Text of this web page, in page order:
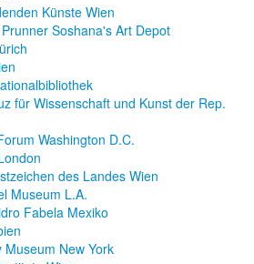
Künste Wien
Soshana's Art Depot
für Wissenschaft und Kunst der Rep.
Washington D.C.
des Landes Wien
Museum L.A.
Fabela Mexiko
Museum New York